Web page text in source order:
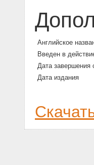
Английское
Введен в
Дата завершения
Дата издания